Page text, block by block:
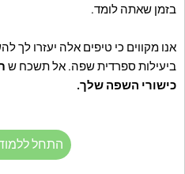
בזמן שאתה לומד.
אנו מקווים כי טיפים אלה יעזרו
ביעילות ספרדית שפה. אל תשכח ש
כישורי השפה שלך.
התחל